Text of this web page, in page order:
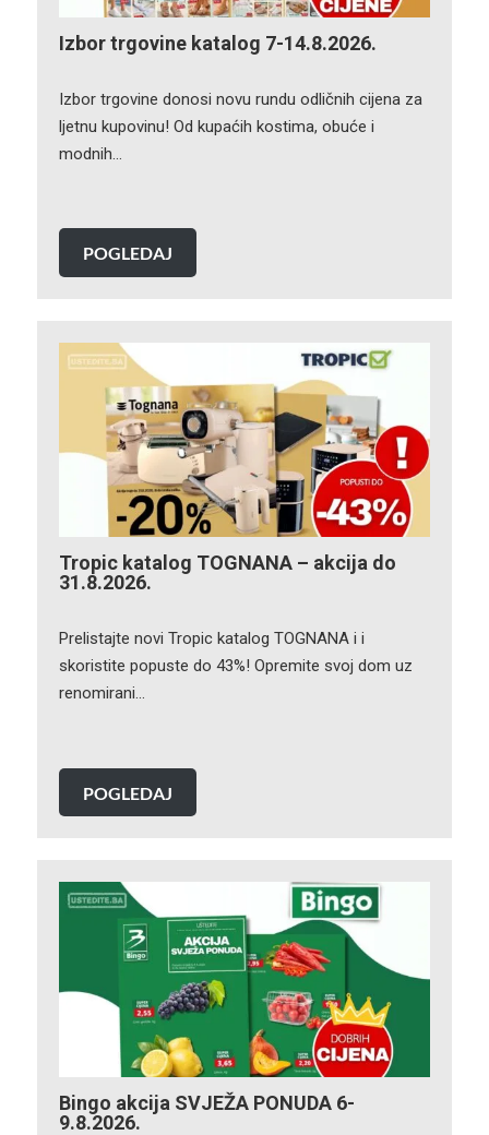
Izbor trgovine katalog 7-14.8.2026.
Izbor trgovine donosi novu rundu odličnih cijena za
ljetnu kupovinu! Od kupaćih kostima, obuće i
modnih…
POGLEDAJ
Tropic katalog TOGNANA – akcija do
31.8.2026.
Prelistajte novi Tropic katalog TOGNANA i i
skoristite popuste do 43%! Opremite svoj dom uz
renomirani…
POGLEDAJ
Bingo akcija SVJEŽA PONUDA 6-
9.8.2026.